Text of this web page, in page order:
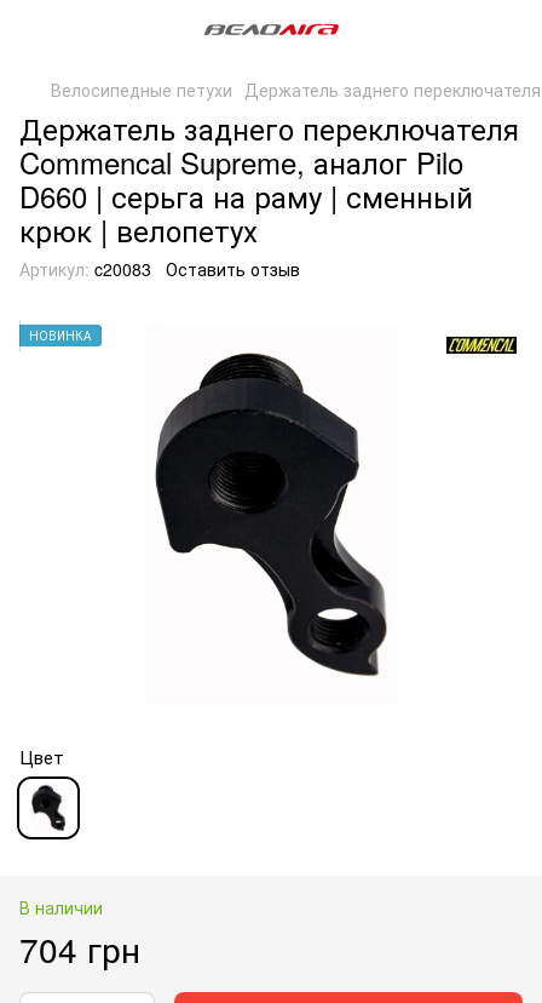
Велосипедные петухи Держатель заднего
Держатель заднего переключателя
Commencal Supreme, аналог Pilo
D660 | серьга на раму | сменный
крюк | велопетух
Артикул: c20083 Оставить отзыв
НОВИНКА
Цвет
В наличии
704 грн